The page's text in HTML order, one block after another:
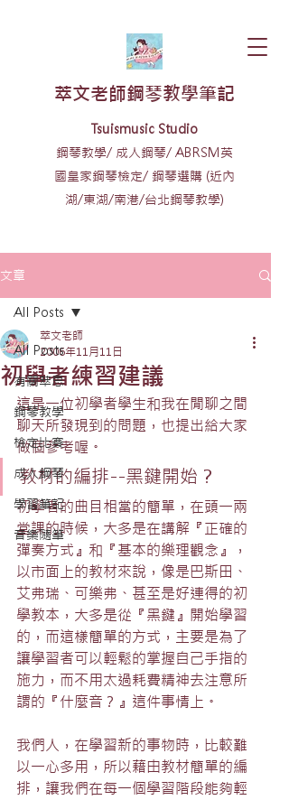
​萃文老師鋼琴教學筆記
​​Tsuismusic Studio
鋼琴教學/ 成人鋼琴/ ABRSM英
國皇家鋼琴檢定/ 鋼琴選購 (近內
湖/東湖/南港/台北鋼琴教學)
文章
All Posts
有關萃思
鋼琴教學
檢定比賽
成人鋼琴
學習筆記
音樂隨筆
All Posts
初學者練習建議
萃文老師
2006年11月11日
這是一位初學者學生和我在閒聊之間
聊天所發現到的問題，也提出給大家
做個參考喔。
教材的編排--黑鍵開始？
初學者的曲目相當的簡單，在頭一兩
堂課的時候，大多是在講解『正確的
彈奏方式』和『基本的樂理觀念』，
以市面上的教材來說，像是巴斯田、
艾弗瑞、可樂弗、甚至是好連得的初
學教本，大多是從『黑鍵』開始學習
的，而這樣簡單的方式，主要是為了
讓學習者可以輕鬆的掌握自己手指的
施力，而不用太過耗費精神去注意所
謂的『什麼音？』這件事情上。
我們人，在學習新的事物時，比較難
以一心多用，所以藉由教材簡單的編
排，讓我們在每一個學習階段能夠輕